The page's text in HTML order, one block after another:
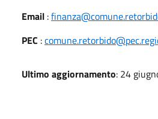
Email :
PEC :
Ultimo aggiornamento: 24